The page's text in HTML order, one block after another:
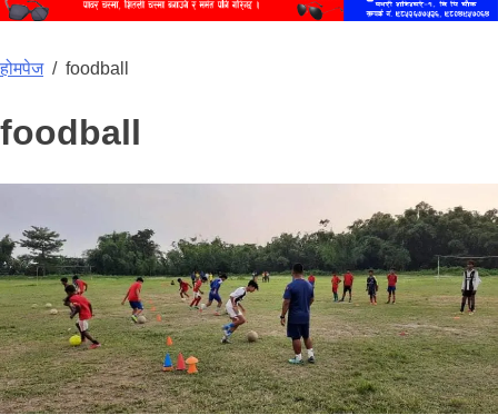
होमपेज/ foodball
foodball